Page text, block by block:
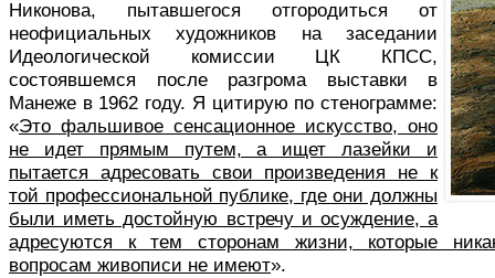
Никонова, пытавшегося отгородиться от
неофициальных художников на заседании
Идеологической комиссии ЦК КПСС,
состоявшемся после разгрома выставки в
Манеже в 1962 году. Я цитирую по стенограмме:
«Это фальшивое сенсационное искусство, оно
не идет прямым путем, а ищет лазейки и
пытается адресовать свои произведения не к
той профессиональной публике, где они должны
были иметь достойную встречу и осуждение, а
адресуются к тем сторонам жизни, которые
вопросам живописи не имеют».